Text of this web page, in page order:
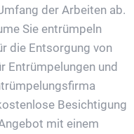
der Arbeiten ab.
Sie entrümpeln
die Entsorgung von
Entrümpelungen und
Besichtigung
mit einem